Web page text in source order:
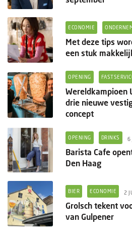
ECONOMIE
Met deze tips
een stuk
OPENING
Wereldkampioen
drie nieuwe
concept
OPENING DRINKS 6
Barista Cafe
Den Haag
BIER ECONOMIE 2
Grolsch tekent
van Gulpener